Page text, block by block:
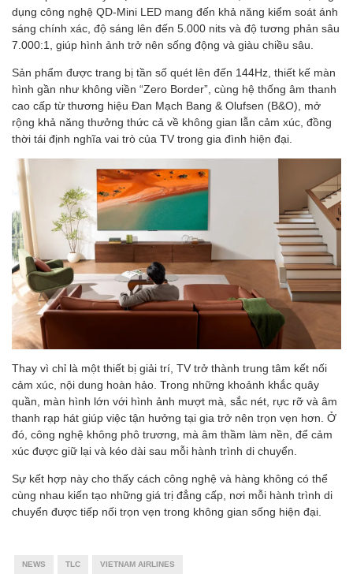
dụng công nghệ QD-Mini LED mang đến khả năng kiểm soát ánh
sáng chính xác, độ sáng lên đến 5.000 nits và độ tương phản sâu
7.000:1, giúp hình ảnh trở nên sống động và giàu chiều sâu.
Sản phẩm được trang bị tần số quét lên đến 144Hz, thiết kế màn
hình gần như không viền “Zero Border”, cùng hệ thống âm thanh
cao cấp từ thương hiệu Đan Mạch Bang & Olufsen (B&O), mở
rộng khả năng thưởng thức cả về không gian lẫn cảm xúc, đồng
thời tái định nghĩa vai trò của TV trong gia đình hiện đại.
Thay vì chỉ là một thiết bị giải trí, TV trở thành trung tâm kết nối
cảm xúc, nội dung hoàn hảo. Trong những khoảnh khắc quây
quần, màn hình lớn với hình ảnh mượt mà, sắc nét, rực rỡ và âm
thanh rạp hát giúp việc tận hưởng tại gia trở nên trọn vẹn hơn. Ở
đó, công nghệ không phô trương, mà âm thầm làm nền, để cảm
xúc được giữ lại và kéo dài sau mỗi hành trình di chuyển.
Sự kết hợp này cho thấy cách công nghệ và hàng không có thể
cùng nhau kiến tạo những giá trị đẳng cấp, nơi mỗi hành trình di
chuyển được tiếp nối trọn vẹn trong không gian sống hiện đại.
NEWS TLC VIETNAM AIRLINES